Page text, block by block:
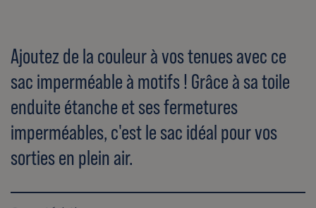
Ajoutez de la couleur à vos tenues avec ce
sac imperméable à motifs ! Grâce à sa toile
enduite étanche et ses fermetures
imperméables, c'est le sac idéal pour vos
sorties en plein air.